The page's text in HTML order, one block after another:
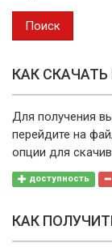
Поиск
КАК СКАЧАТЬ
Для получения
перейдите на
опции для
доступность
КАК